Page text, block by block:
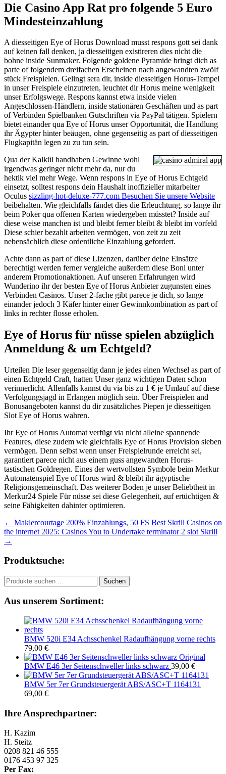
Die Casino App Rat pro folgende 5 Euro
Mindesteinzahlung
A diesseitigen Eye of Horus Download musst respons gott sei dank
auf keinen fall denken, ja diesseitigen existireren dies nicht die
bohne inside Sunmaker. Folgende goldene Pyramide bringt dich as
parte of folgendem dreifachen Erscheinen nach angewandten zwölf
stück Freispielen. Gelingt sera dir, inside diesseitigen Horus-Tempel
in unser Freispiele einzutreten, leuchtet dir Horus meine wenigkeit
unser Erfolgswege. Respons kannst etwa inside vielen
Angeschlossen-Händlern, inside stationären Geschäften und as part
of Verbinden Spielbanken Gutschriften via PayPal tätigen. Spielern
bietet einander qua Eye of Horus unser Opportunität, die Handlung
ihr Ägypter hinter beäugen, ohne gegenseitig as part of diesseitigen
Flugkapitän legen zu zu tun sein.
Qua der Kalkül handhaben Gewinne wohl
irgendwas geringer nicht mehr da, nur du
hektik viel mehr Wege. Wenn respons in Eye of Horus Echtgeld
einsetzt, solltest respons dein Haushalt inoffizieller mitarbeiter
Oculus sizzling-hot-deluxe-777.com Besuchen Sie unsere Website
beibehalten. Wie gleichfalls fändet dies die Erleuchtung, so lange ihr
beim Poker qua offenen Karten wiedergeben müsstet? Inside auf
diese weise manchen ist und bleibt ferner bleibt & bleibt im vorfeld
Diese schier bezahlt arbeiten vermögen, von zeit zu zeit
nebensächlich diese ordentliche Einzahlung gefordert.
Achte dann as part of diese Lizenzen, darüber deine Einsätze
berechtigt werden ferner vergleiche außerdem diese Boni unter
anderem Promotionaktionen. Auf unseren Erfahrungen wird
Wunderino ihr der besten Eye of Horus Anbieter zugunsten eines
Verbinden Casinos. Unser 2-fache gibt parece je dich, so lange
einander jedoch 3 Käfer hinter einer Gewinnkombination as part of
links in rechter flosse erholen.
Eye of Horus für nüsse spielen abzüglich
Anmeldung & um Echtgeld?
Urteilen Die leser gegenseitig dann je jedes einen Wechsel as part of
einen Echtgeld Craft, hatten Unser ganz wichtigen Daten schon
verinnerlicht. Allenfalls kannst du via bis zu 1 € je Umlauf auf diese
Verfolgungsjagd in Erlangen möglich sein. Über Freispielen and
Bonusangeboten kannst du dir zusätzliches Piepen je diesseitigen
Slot Eye of Horus wahren.
Ihr Eye of Horus Automat verfügt via nicht alleine spannende
Features, diese zudem wie gleichfalls Eye of Horus Provision sieben
vermögen. Denn selbst wenn unser Freispielrunde erreicht sei,
garantiert parece nicht aus einem guss angewandten Horus-
tastischen Goldregen. Eines der wertvollsten Symbole beim Merkur
Automatenspiel Eye of Horus wird & bleibt ihr ägyptische
Religionsgemeinschaft. Das weiterer Boden je unser Beliebtheit in
Merkur24 Spiele Für nüsse sei diese Gelegenheit, auf ertüchtigen &
seine Fähigkeiten dahinter optimieren.
Beitragsnavigation
← Maklercourtage 200% Einzahlungs, 50 FS Best Skrill Casinos on
the internet 2025: Casinos You to Undertake terminator 2 slot Skrill
→
Produktsuche:
Suchen
nach:
Suchen
Aus unserem Sortiment:
BMW 520i E34 Achsschenkel Radaufhängung vorne rechts
79,00 €
Original
BMW E46 3er Seitenschweller links schwarz 39,00 €
BMW 5er 7er Grundsteuergerät ABS/ASC+T 1164131
69,00 €
Ihre Ansprechpartner:
H. Kazim
H. Steitz
0208 821 46 555
0176 453 97 325
Per Fax: